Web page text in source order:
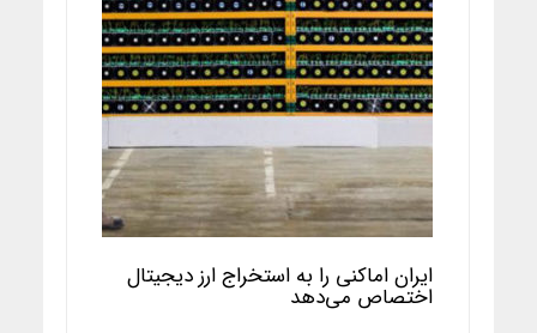
ایران اماکنی را به استخراج ارز دیجیتال
اختصاص می‌دهد